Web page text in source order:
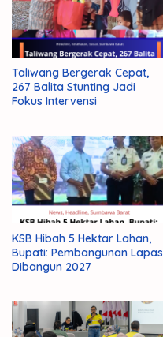
Taliwang Bergerak Cepat,
267 Balita Stunting Jadi
Fokus Intervensi
KSB Hibah 5 Hektar Lahan,
Bupati: Pembangunan Lapas
Dibangun 2027